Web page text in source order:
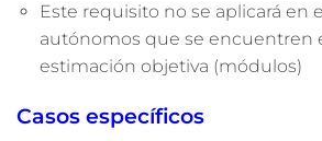
Este requisito no se aplicará en
autónomos que se encuentren
estimación objetiva (módulos)
Casos específicos